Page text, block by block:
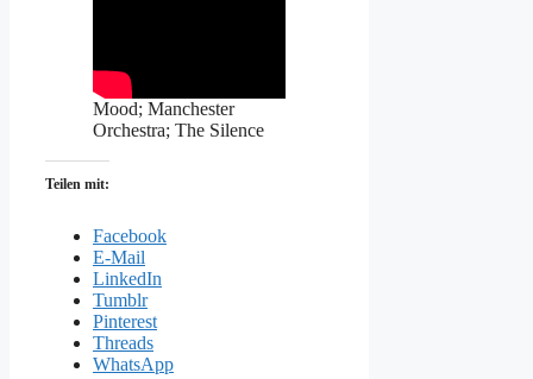
Mood; Manchester
Orchestra; The Silence
Teilen mit:
Facebook
E-Mail
LinkedIn
Tumblr
Pinterest
Threads
WhatsApp